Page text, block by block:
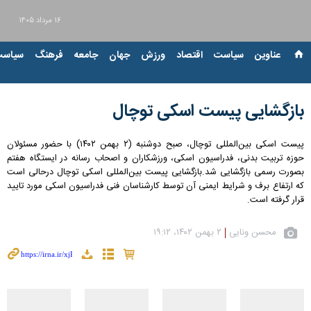
۱۶ مرداد ۱۴۰۵
عناوین‌ سیاست اقتصاد ورزش جهان جامعه فرهنگ
بازگشایی پیست اسکی توچال
پیست اسکی بین‌المللی توچال، صبح دوشنبه (۲ بهمن ۱۴۰۲) با حضور مسئولان
حوزه تربیت بدنی، فدراسیون اسکی، ورزشکاران و اصحاب رسانه در ایستگاه هفتم
بصورت رسمی بازگشایی شد.بازگشایی پیست بین‌المللی اسکی توچال درحالی است
که ارتفاع برف و شرایط ایمنی آن توسط کارشناسان فنی فدراسیون اسکی مورد تایید
قرار گرفته است.
محسن ونایی ۲ بهمن ۱۴۰۲، ۱۹:۱۲